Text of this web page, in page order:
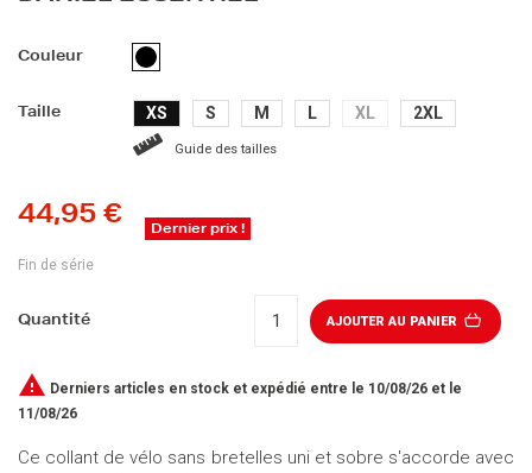
Couleur NOIR
Taille XS S M L XL 2XL
Guide des tailles
44,95 € Dernier prix !
Fin de série
Quantité AJOUTER AU PANIER
 Derniers articles en stock et expédié entre le 10/08/26 et le
11/08/26
Ce collant de vélo sans bretelles uni et sobre s'accorde avec